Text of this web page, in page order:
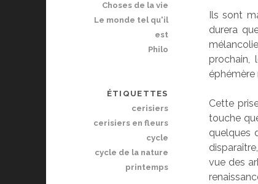
Ils sont
durera
prochain,
éphémère
Cette
touche
quelques
vue des
Choses de la vie
Le monde tel qu'il
est
Philo
ÉTIQUETTES
cerisiers
cerisiers en fleurs
cycle
cycle de la nature
printemps